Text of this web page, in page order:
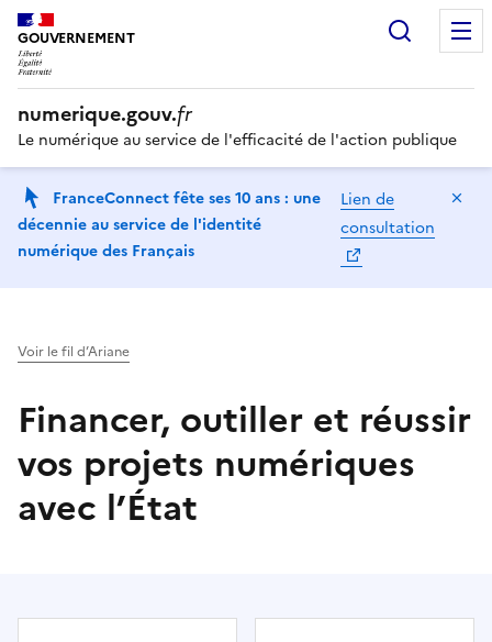
GOUVERNEMENT
numerique.gouv.fr
Le numérique au service de l'efficacité de l'action publique
FranceConnect fête ses 10 ans : une
décennie au service de l'identité
numérique des Français
Lien de
consultation
Voir le fil d’Ariane
Financer, outiller et réussir
vos projets numériques
avec l’État